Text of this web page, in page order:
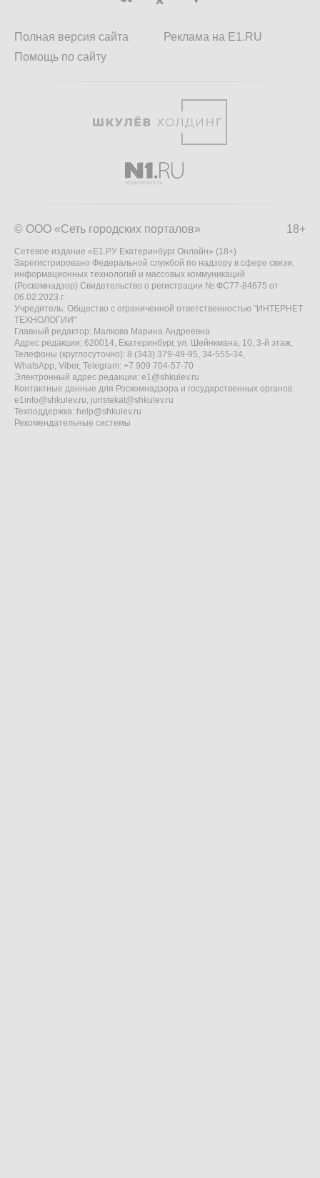
Полная версия сайта
Помощь по сайту
Реклама на E1.RU
18+
© ООО «Сеть городских порталов»
Сетевое издание «Е1.РУ Екатеринбург Онлайн» (18+)
Зарегистрировано Федеральной службой по надзору в сфере связи,
информационных технологий и массовых коммуникаций
(Роскомнадзор) Свидетельство о регистрации № ФС77-84675 от
06.02.2023 г.
Учредитель: Общество с ограниченной ответственностью "ИНТЕРНЕТ
ТЕХНОЛОГИИ"
Главный редактор: Малкова Марина Андреевна
Адрес редакции: 620014, Екатеринбург, ул. Шейнкмана, 10, 3-й этаж,
Телефоны (круглосуточно): 8 (343) 379-49-95, 34-555-34,
WhatsApp, Viber, Telegram: +7 909 704-57-70
Электронный адрес редакции: e1@shkulev.ru
Контактные данные для Роскомнадзора и государственных органов:
e1info@shkulev.ru, juristekat@shkulev.ru
Техподдержка: help@shkulev.ru
Рекомендательные системы